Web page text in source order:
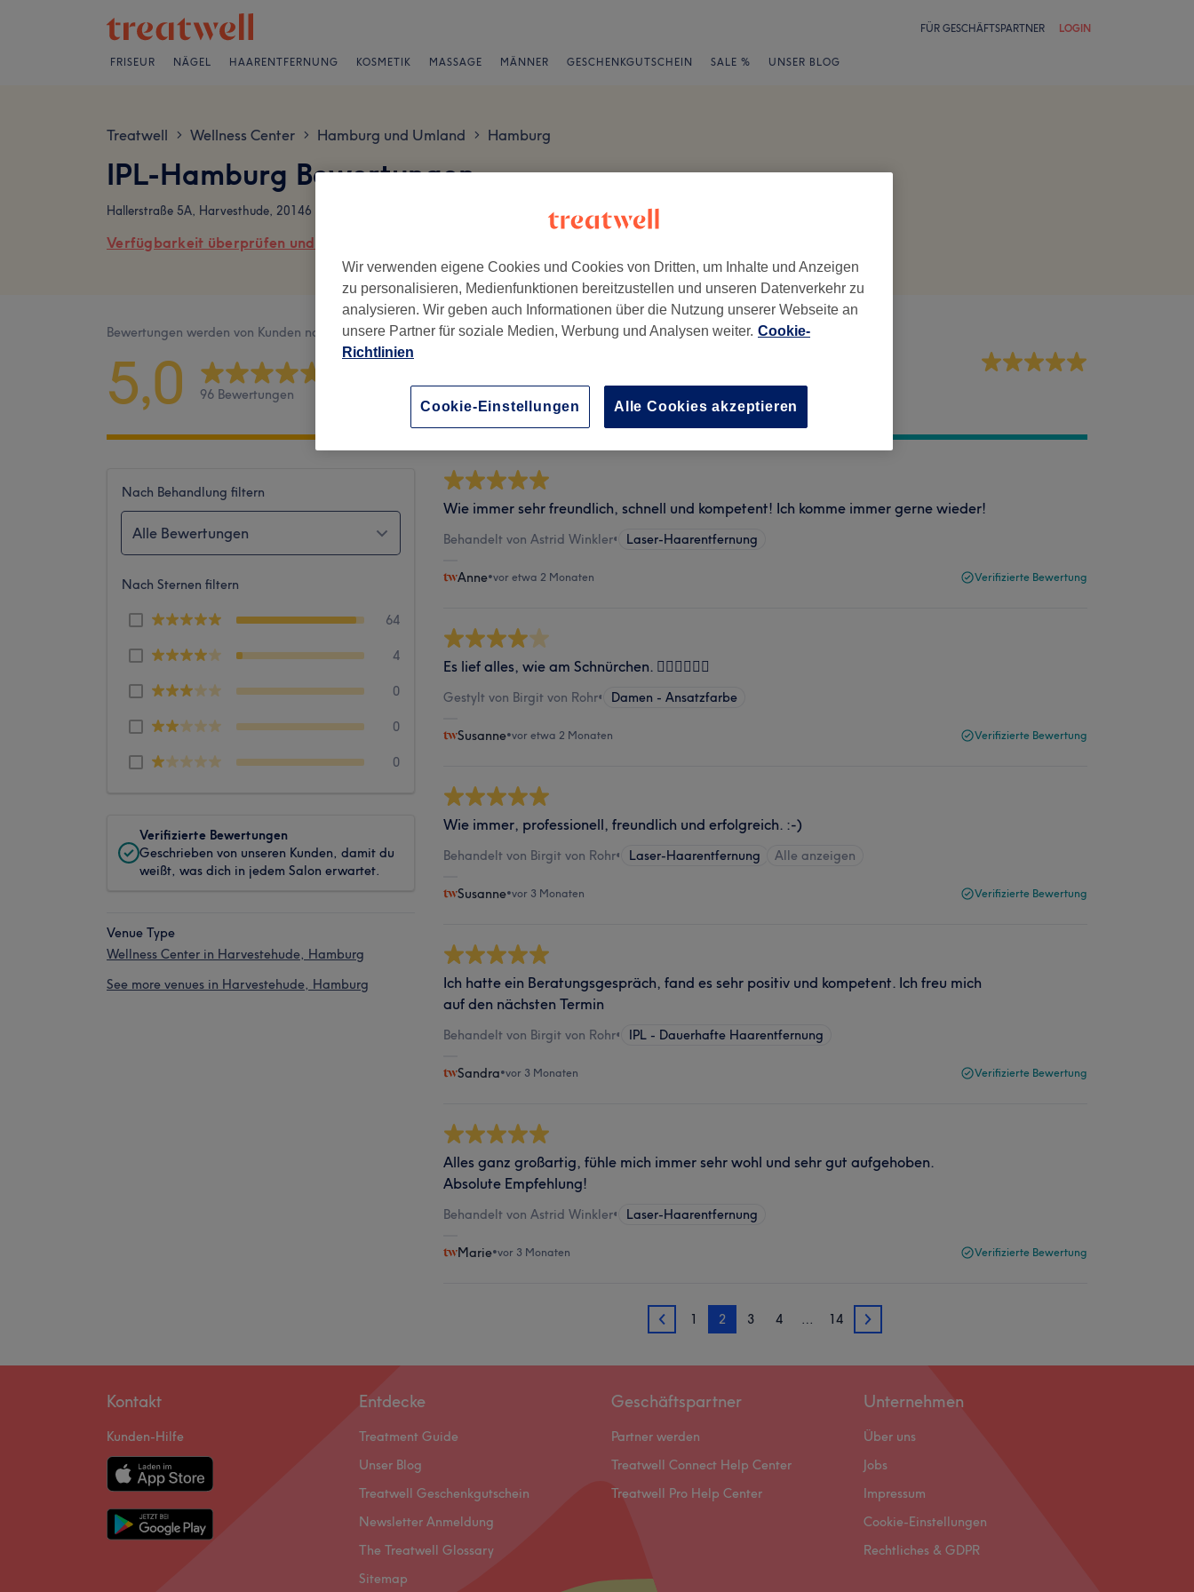
FÜR GESCHÄFTSPARTNER LOGIN
FRISEUR NÄGEL HAARENTFERNUNG KOSMETIK MASSAGE MÄNNER GESCHENKGUTSCHEIN SALE % UNSER BLOG
Treatwell > Wellness Center > Hamburg und Umland > Hamburg
IPL-Hamburg Bewertungen
Hallerstraße 5A, Harvesthude, 20146 Hamburg
Verfügbarkeit überprüfen und online buchen
Bewertungen werden von Kunden nach ihrem Besuch geschrieben.
5,0 96 Bewertungen Sauberkeit
Nach Behandlung filtern
Alle Bewertungen
Nach Sternen filtern
64
4
0
0
0
Verifizierte Bewertungen
Geschrieben von unseren Kunden, damit du
weißt, was dich in jedem Salon erwartet.
Venue Type
Wellness Center in Harvestehude, Hamburg
See more venues in Harvestehude, Hamburg
Wie immer sehr freundlich, schnell und kompetent! Ich komme immer gerne wieder!
Behandelt von Astrid Winkler• Laser-Haarentfernung
Anne•vor etwa 2 Monaten Verifizierte Bewertung
Es lief alles, wie am Schnürchen. 👍🏻👍🏻👍🏻
Gestylt von Birgit von Rohr• Damen - Ansatzfarbe
Susanne•vor etwa 2 Monaten Verifizierte Bewertung
Wie immer, professionell, freundlich und erfolgreich. :-)
Behandelt von Birgit von Rohr• Laser-Haarentfernung Alle anzeigen
Susanne•vor 3 Monaten Verifizierte Bewertung
Ich hatte ein Beratungsgespräch, fand es sehr positiv und kompetent. Ich freu mich
auf den nächsten Termin
Behandelt von Birgit von Rohr• IPL - Dauerhafte Haarentfernung
Sandra•vor 3 Monaten Verifizierte Bewertung
Alles ganz großartig, fühle mich immer sehr wohl und sehr gut aufgehoben.
Absolute Empfehlung!
Behandelt von Astrid Winkler• Laser-Haarentfernung
Marie•vor 3 Monaten Verifizierte Bewertung
1 1 2 3 4 … 14 3
Kontakt
Kunden-Hilfe
Entdecke
Treatment Guide
Unser Blog
Treatwell Geschenkgutschein
Newsletter Anmeldung
The Treatwell Glossary
Sitemap
Geschäftspartner
Partner werden
Treatwell Connect Help Center
Treatwell Pro Help Center
Unternehmen
Über uns
Jobs
Impressum
Cookie-Einstellungen
Rechtliches & GDPR
Wir verwenden eigene Cookies und Cookies von Dritten, um Inhalte und Anzeigen
zu personalisieren, Medienfunktionen bereitzustellen und unseren Datenverkehr zu
analysieren. Wir geben auch Informationen über die Nutzung unserer Webseite an
unsere Partner für soziale Medien, Werbung und Analysen weiter. Cookie-
Richtlinien
Cookie-Einstellungen Alle Cookies akzeptieren